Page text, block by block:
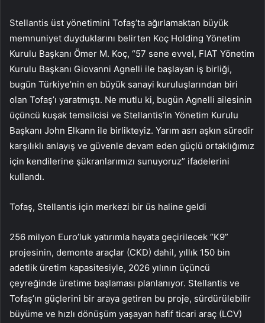
Stellantis üst yönetimini Tofaş’ta ağırlamaktan büyük
memnuniyet duyduklarını belirten Koç Holding Yönetim
Kurulu Başkanı Ömer M. Koç, “57 sene evvel, FIAT Yönetim
Kurulu Başkanı Giovanni Agnelli ile başlayan iş birliği,
bugün Türkiye’nin en büyük sanayi kuruluşlarından biri
olan Tofaş’ı yaratmıştı. Ne mutlu ki, bugün Agnelli ailesinin
üçüncü kuşak temsilcisi ve Stellantis’in Yönetim Kurulu
Başkanı John Elkann ile birlikteyiz. Yarım asrı aşkın süredir
karşılıklı anlayış ve güvenle devam eden güçlü ortaklığımız
için kendilerine şükranlarımızı sunuyoruz” ifadelerini
kullandı.
Tofaş, Stellantis için merkezi bir üs haline geldi
256 milyon Euro’luk yatırımla hayata geçirilecek “K9”
projesinin, demonte araçlar (CKD) dahil, yıllık 150 bin
adetlik üretim kapasitesiyle, 2026 yılının üçüncü
çeyreğinde üretime başlaması planlanıyor. Stellantis ve
Tofaş’ın güçlerini bir araya getiren bu proje, sürdürülebilir
büyüme ve hızlı dönüşüm yaşayan hafif ticari araç (LCV)